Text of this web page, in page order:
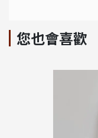
您也會喜歡